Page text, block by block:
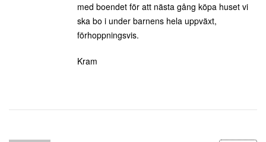
med boendet för att nästa gång köpa huset vi
ska bo i under barnens hela uppväxt,
förhoppningsvis.
Kram